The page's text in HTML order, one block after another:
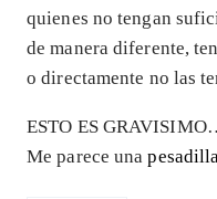
quienes no tengan
de manera diferente,
o directamente no las
ESTO ES
Me parece una